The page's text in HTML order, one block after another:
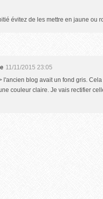
évitez de les mettre en jaune ou
11/11/2015 23:05
l'ancien blog avait un fond gris.
couleur claire. Je vais rectifier